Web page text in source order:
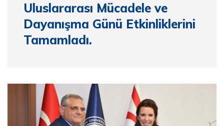
Uluslararası Mücadele ve
Dayanışma Günü Etkinliklerini
Tamamladı.